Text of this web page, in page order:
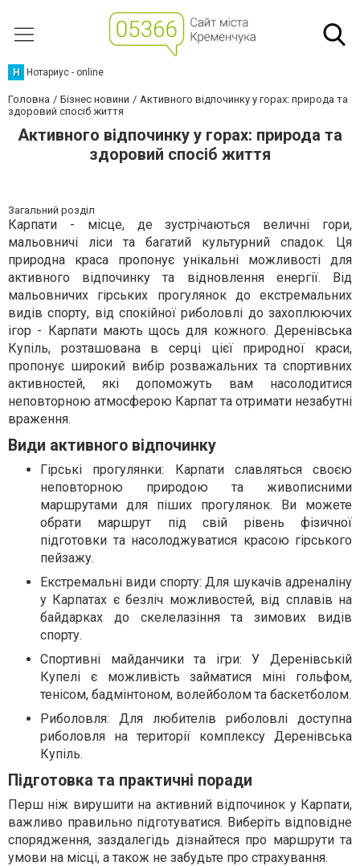
Н Нотариус - online
Головна Бізнес новини
Активного відпочинку у горах: природа та
здоровий спосіб життя
Активного відпочинку у горах: природа та
здоровий спосіб життя
Загальний розділ
Карпати - місце, де зустрічаються величні гори,
мальовничі ліси та багатий культурний спадок. Ця
природна краса пропонує унікальні можливості для
активного відпочинку та відновлення енергії. Від
мальовничих гірських прогулянок до екстремальних
видів спорту, від спокійної риболовлі до захоплюючих
ігор - Карпати мають щось для кожного. Деренівська
Купіль, розташована в серці цієї природної краси,
пропонує широкий вибір розважальних та спортивних
активностей, які допоможуть вам насолодитися
неповторною атмосферою Карпат та отримати незабутні
враження.
Види активного відпочинку
Гірські прогулянки: Карпати славляться своєю
неповторною природою та живописними
маршрутами для піших прогулянок. Ви можете
обрати маршрут під свій рівень фізичної
підготовки та насолоджуватися красою гірського
пейзажу.
Екстремальні види спорту: Для шукачів адреналіну
у Карпатах є безліч можливостей, від сплавів на
байдарках до скелелазіння та зимових видів
спорту.
Спортивні майданчики та ігри: У Деренівській
Купелі є можливість займатися міні гольфом,
тенісом, бадмінтоном, волейболом та баскетболом.
Риболовля: Для любителів риболовлі доступна
риболовля на території комплексу Деренівська
Купіль.
Підготовка та практичні поради
Перш ніж вирушити на активний відпочинок у Карпати,
важливо правильно підготуватися. Виберіть відповідне
спорядження, заздалегідь дізнайтеся про маршрути та
умови на місці, а також не забудьте про страхування.